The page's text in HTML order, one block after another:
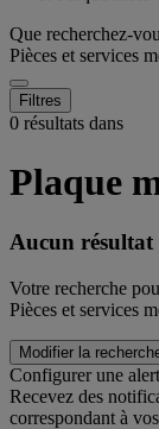
Que recherchez-
Pièces et services
Filtres
0 résultats dans
Plaque
Aucun résultat
Votre recherche
Pièces et services
Modifier la
Configurer une
Recevez des
correspondant à